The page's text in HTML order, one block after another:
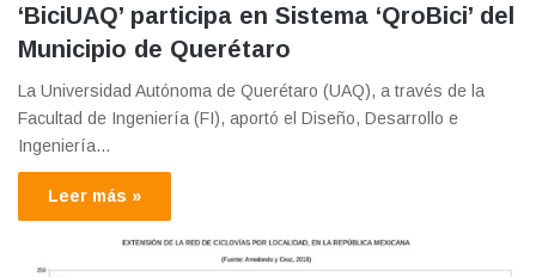
‘BiciUAQ’ participa en Sistema ‘QroBici’ del
Municipio de Querétaro
La Universidad Autónoma de Querétaro (UAQ), a través de la
Facultad de Ingeniería (FI), aportó el Diseño, Desarrollo e
Ingeniería…
Leer más »